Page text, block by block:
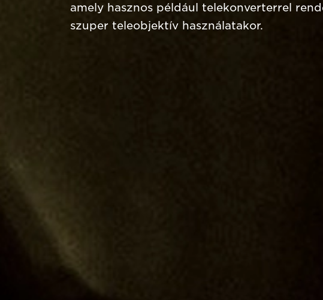
amely hasznos például telekonverterrel
szuper teleobjektív használatakor.